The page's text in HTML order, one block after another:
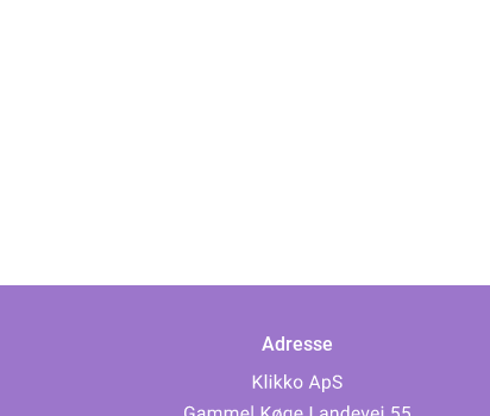
Adresse